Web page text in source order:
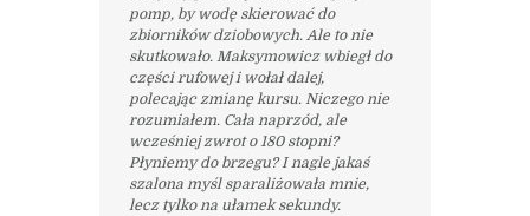
pomp, by wodę skierować do
zbiorników dziobowych. Ale to nie
skutkowało. Maksymowicz wbiegł do
części rufowej i wołał dalej,
polecając zmianę kursu. Niczego nie
rozumiałem. Cała naprzód, ale
wcześniej zwrot o 180 stopni?
Płyniemy do brzegu? I nagle jakaś
szalona myśl sparaliżowała mnie,
lecz tylko na ułamek sekundy.